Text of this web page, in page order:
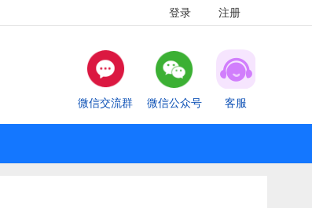
登录 注册
微信交流群 微信公众号 客服